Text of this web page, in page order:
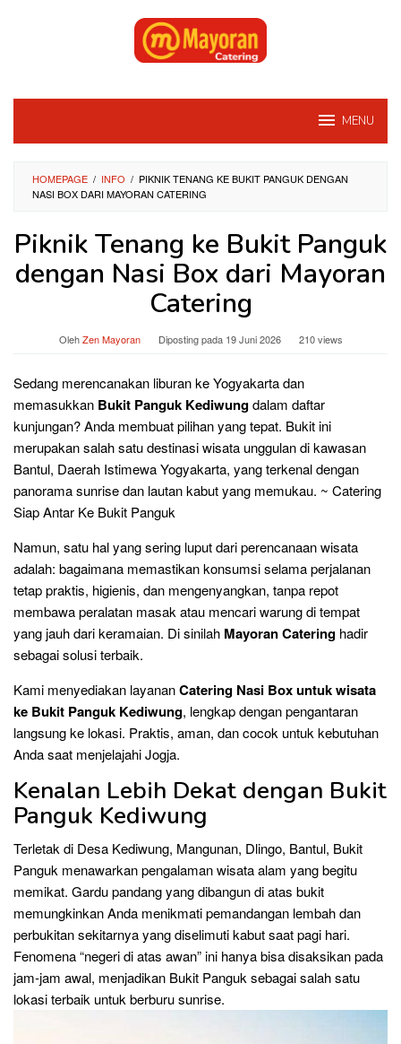
MENU
HOMEPAGE / INFO / PIKNIK TENANG KE BUKIT PANGUK DENGAN
NASI BOX DARI MAYORAN CATERING
Piknik Tenang ke Bukit Panguk
dengan Nasi Box dari Mayoran
Catering
OlehZen Mayoran Diposting pada 19 Juni 2026 210 views
Sedang merencanakan liburan ke Yogyakarta dan
memasukkan Bukit Panguk Kediwungdalam daftar
kunjungan? Anda membuat pilihan yang tepat. Bukit ini
merupakan salah satu destinasi wisata unggulan di kawasan
Bantul, Daerah Istimewa Yogyakarta, yang terkenal dengan
panorama sunrise dan lautan kabut yang memukau. ~ Catering
Siap Antar Ke Bukit Panguk
Namun, satu hal yang sering luput dari perencanaan wisata
adalah: bagaimana memastikan konsumsi selama perjalanan
tetap praktis, higienis, dan mengenyangkan, tanpa repot
membawa peralatan masak atau mencari warung di tempat
yang jauh dari keramaian. Di sinilah Mayoran Catering hadir
sebagai solusi terbaik.
Kami menyediakan layananCatering Nasi Box untuk wisata
ke Bukit Panguk Kediwung, lengkap dengan pengantaran
langsung ke lokasi. Praktis, aman, dan cocok untuk kebutuhan
Anda saat menjelajahi Jogja.
Kenalan Lebih Dekat dengan Bukit
Panguk Kediwung
Terletak di Desa Kediwung, Mangunan, Dlingo, Bantul, Bukit
Panguk menawarkan pengalaman wisata alam yang begitu
memikat. Gardu pandang yang dibangun di atas bukit
memungkinkan Anda menikmati pemandangan lembah dan
perbukitan sekitarnya yang diselimuti kabut saat pagi hari.
Fenomena “negeri di atas awan” ini hanya bisa disaksikan pada
jam-jam awal, menjadikan Bukit Panguk sebagai salah satu
lokasi terbaik untuk berburu sunrise.